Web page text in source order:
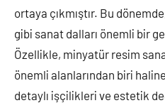
ortaya çıkmıştır. Bu
gibi sanat dalları önemli bir
Özellikle, minyatür resim
önemli alanlarından biri
detaylı işçilikleri ve estetik